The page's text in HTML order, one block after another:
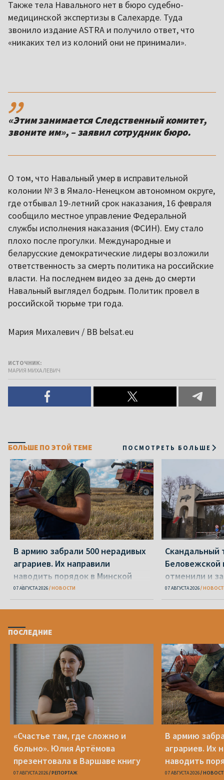
Также тела Навального нет в бюро судебно-
медицинской экспертизы в Салехарде. Туда
звонило издание ASTRA и получило ответ, что
«никаких тел из колоний они не принимали».
,,
«Этим занимается Следственный комитет,
звоните им», – заявил сотрудник бюро.
О том, что Навальный умер в исправительной
колонии № 3 в Ямало-Ненецком автономном округе,
где отбывал 19-летний срок наказания, 16 февраля
сообщило местное управление Федеральной
службы исполнения наказания (ФСИН). Ему стало
плохо после прогулки. Международные и
беларусские демократические лидеры возложили
ответственность за смерть политика на российские
власти. На последнем видео за день до смерти
Навальный выглядел бодрым. Политик провел в
российской тюрьме три года.
Мария Михалевич / ВВ belsat.eu
ИСТОЧНИК:
МАРИЯ МИХАЛЕВИЧ
БОЛЬШЕ ПО ЭТОЙ ТЕМЕ ПОСМОТРЕТЬ БОЛЬШЕ
В армию забрали 500 нерадивых
аграриев. Их направили
наводить порядок в Минской
области
07 АВГУСТА 2026 НОВОСТИ
Скандальный
отменили и
07 АВГУСТА 2026
ПОСЛЕДНИЕ
«Счастье там, где сложно и
больно». Юлия Артёмова
презентовала в Варшаве книгу
«Пока я искала слова»
07 АВГУСТА 2026 РЕПОРТАЖ
В армию
аграриев. Их
наводить
области
07 АВГУСТА 2026